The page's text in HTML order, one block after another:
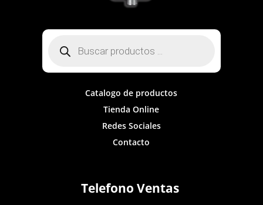
productos
Catalogo de productos
Tienda Online
Redes Sociales
Contacto
Telefono Ventas